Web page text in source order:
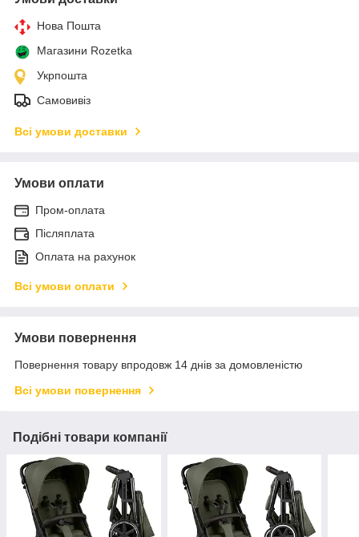
Нова Пошта
Магазини Rozetka
Укрпошта
Самовивіз
Всі умови доставки
Умови оплати
Пром-оплата
Післяплата
Оплата на рахунок
Всі умови оплати
Умови повернення
Повернення товару впродовж 14 днів за домовленістю
Всі умови повернення
Подібні товари компанії